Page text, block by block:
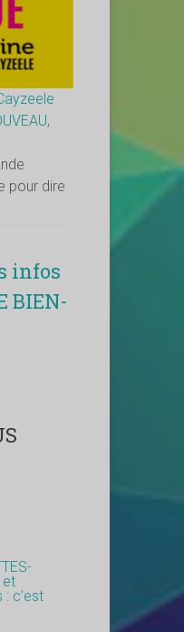
,
pour dire
infos
BIEN-
et
c’est